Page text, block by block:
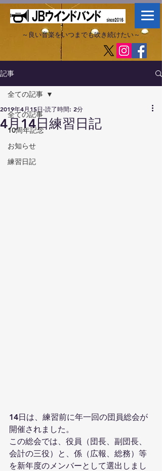
～良い音楽をいつまでも吹き続けたい～​
記事
全ての記事
10周年記念
お知らせ
練習日記
全ての記事
4月14日練習日記
2019年4月15日 読了時間: 2分
14日は、練習前に年一回の団員総会が
開催されました。
この総会では、役員（団長、副団長、
会計の三役）と、係（広報、総務）等
を新年度のメンバーとして選出しまし